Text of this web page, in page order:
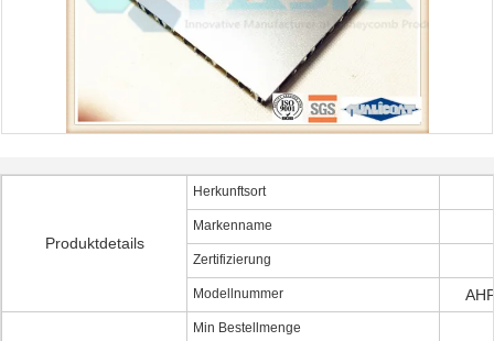
Produktdetails
Herkunftsort
Markenname
Zertifizierung
Modellnummer
Min Bestellmenge